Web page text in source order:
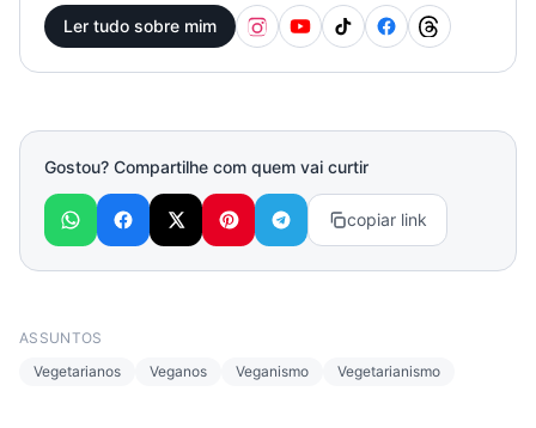
Ler tudo sobre mim
Gostou? Compartilhe com quem vai curtir
copiar link
ASSUNTOS
Vegetarianos
Veganos Veganismo Vegetarianismo